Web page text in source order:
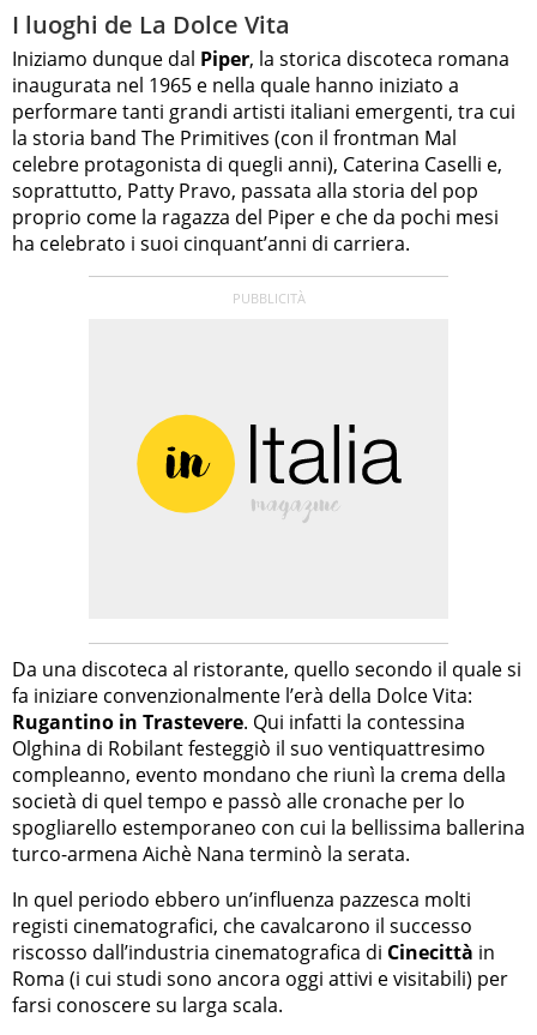
I luoghi de La Dolce Vita
Iniziamo dunque dal Piper, la storica discoteca romana
inaugurata nel 1965 e nella quale hanno iniziato a
performare tanti grandi artisti italiani emergenti, tra cui
la storia band The Primitives (con il frontman Mal
celebre protagonista di quegli anni), Caterina Caselli e,
soprattutto, Patty Pravo, passata alla storia del pop
proprio come la ragazza del Piper e che da pochi mesi
ha celebrato i suoi cinquant’anni di carriera.
Da una discoteca al ristorante, quello secondo il quale si
fa iniziare convenzionalmente l’erà della Dolce Vita:
Rugantino in Trastevere. Qui infatti la contessina
Olghina di Robilant festeggiò il suo ventiquattresimo
compleanno, evento mondano che riunì la crema della
società di quel tempo e passò alle cronache per lo
spogliarello estemporaneo con cui la bellissima ballerina
turco-armena Aichè Nana terminò la serata.
In quel periodo ebbero un’influenza pazzesca molti
registi cinematografici, che cavalcarono il successo
riscosso dall’industria cinematografica di Cinecittà in
Roma (i cui studi sono ancora oggi attivi e visitabili) per
farsi conoscere su larga scala.